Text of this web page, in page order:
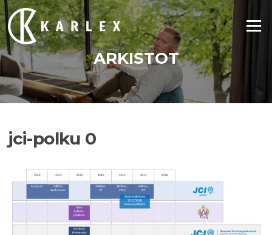
Siirry
suoraan
sisältöön
Valikko
ARKISTOT
jci-polku 0